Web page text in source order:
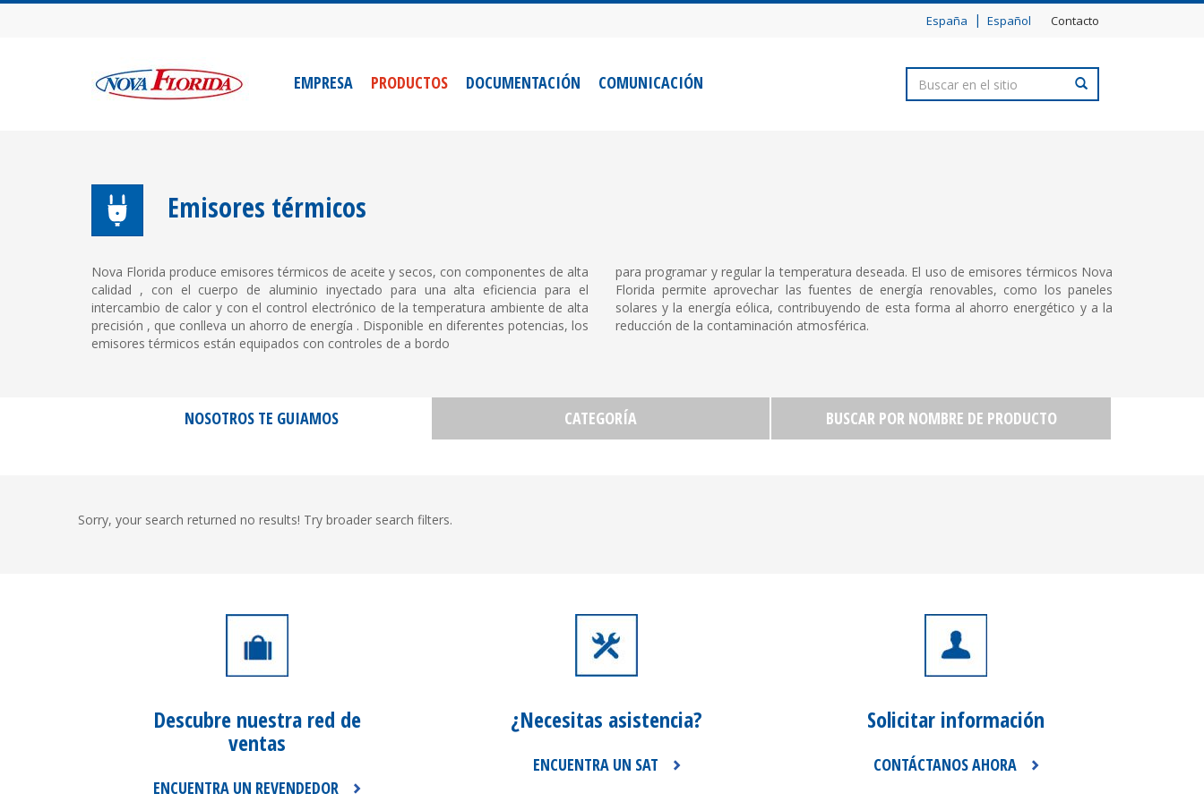
España | Español Contacto
EMPRESA PRODUCTOS DOCUMENTACIÓN COMUNICACIÓN
Emisores térmicos
Nova Florida produce emisores térmicos de aceite y secos, con componentes de alta
calidad , con el cuerpo de aluminio inyectado para una alta eficiencia para el
intercambio de calor y con el control electrónico de la temperatura ambiente de alta
precisión , que conlleva un ahorro de energía . Disponible en diferentes potencias, los
emisores térmicos están equipados con controles de a bordo
para programar y regular la temperatura deseada. El uso de emisores térmicos Nova
Florida permite aprovechar las fuentes de energía renovables, como los paneles
solares y la energía eólica, contribuyendo de esta forma al ahorro energético y a la
reducción de la contaminación atmosférica.
NOSOTROS TE GUIAMOS CATEGORÍA BUSCAR POR NOMBRE DE PRODUCTO
Sorry, your search returned no results! Try broader search filters.
Descubre nuestra red de
ventas
ENCUENTRA UN REVENDEDOR
¿Necesitas asistencia?
ENCUENTRA UN SAT
Solicitar información
CONTÁCTANOS AHORA